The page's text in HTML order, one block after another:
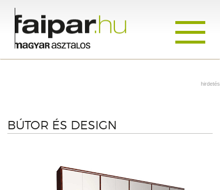
hirdetés
BÚTOR ÉS DESIGN